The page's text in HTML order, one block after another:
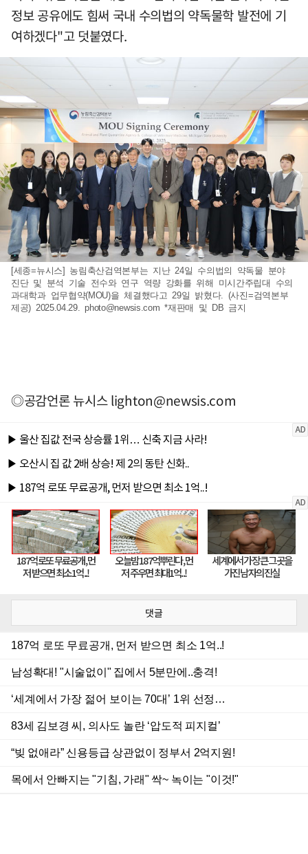
정보 공유에도 힘써 국내 수의법의 약독물학 발전에 기
여하겠다"고 덧붙였다.
[세종=뉴시스] 농림축산검역본부는 지난 24일 수의법의 약독물 분야
진단 및 분석 기술 전수와 연구 역량 강화를 위해 미시간주립대 수의
과대학과 업무협약(MOU)을 체결했다고 29일 밝혔다. (사진=검역본부
제공) 2025.04.29.photo@newsis.com *재판매 및 DB 금지
◎공감언론 뉴시스lighton@newsis.com
댓글